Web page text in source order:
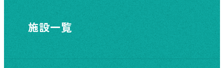
施設一覧